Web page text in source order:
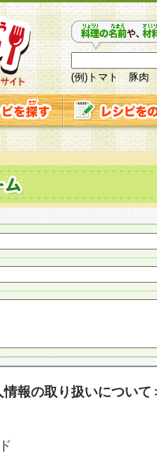
(例)トマト 豚肉
情報の取り扱いについて